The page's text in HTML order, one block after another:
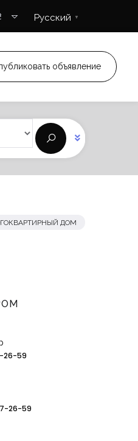
Русский ▼
объявление
ДОМ
26-59
26-59